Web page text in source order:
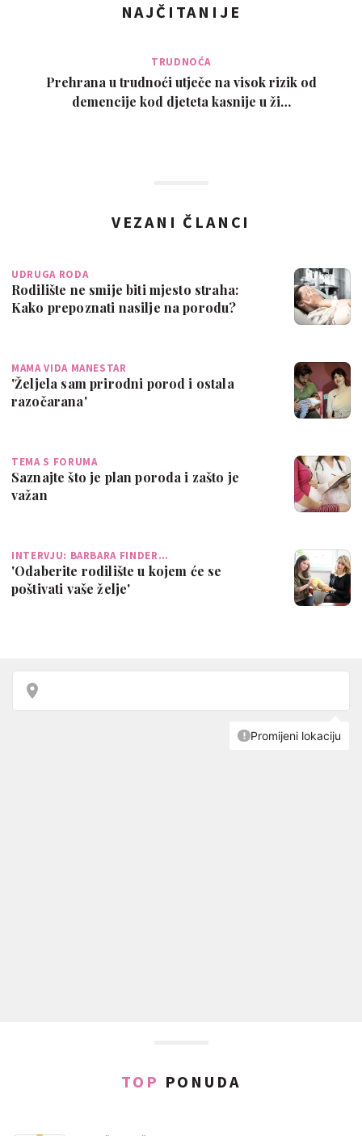
NAJČITANIJE
TRUDNOĆA
Prehrana u trudnoći utječe na visok rizik od
demencije kod djeteta kasnije u ži…
VEZANI ČLANCI
UDRUGA RODA
Rodilište ne smije biti mjesto straha:
Kako prepoznati nasilje na porodu?
MAMA VIDA MANESTAR
'Željela sam prirodni porod i ostala
razočarana'
TEMA S FORUMA
Saznajte što je plan poroda i zašto je
važan
INTERVJU: BARBARA FINDER…
'Odaberite rodilište u kojem će se
poštivati vaše želje'
TOP PONUDA